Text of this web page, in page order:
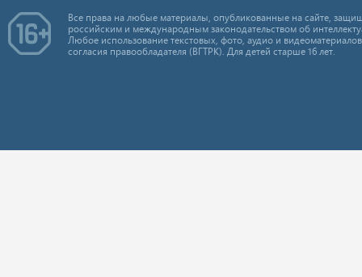
Все права на любые материалы, опубликованные на сайте,
российским и международным законодательством об
Любое использование текстовых, фото, аудио и
согласия правообладателя (ВГТРК). Для детей старше 16 лет.